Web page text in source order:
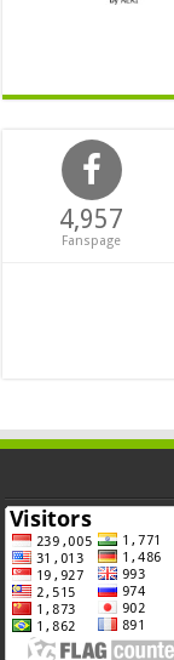
4,957
Fanspage